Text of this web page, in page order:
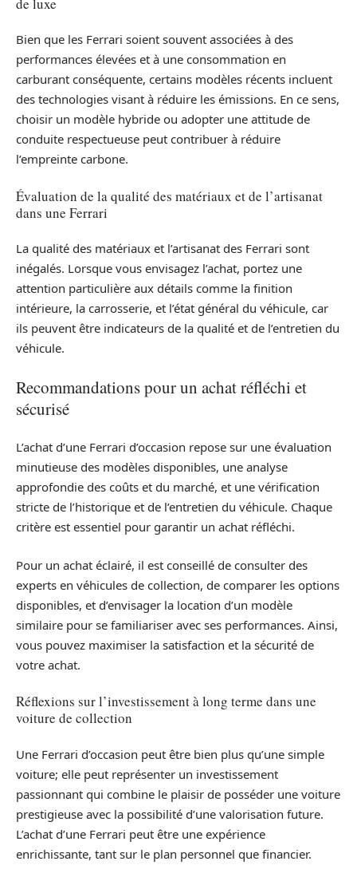
Bien que les Ferrari soient souvent associées à des
performances élevées et à une consommation en
carburant conséquente, certains modèles récents incluent
des technologies visant à réduire les émissions. En ce sens,
choisir un modèle hybride ou adopter une attitude de
conduite respectueuse peut contribuer à réduire
l’empreinte carbone.
Évaluation de la qualité des matériaux et de l’artisanat
dans une Ferrari
La qualité des matériaux et l’artisanat des Ferrari sont
inégalés. Lorsque vous envisagez l’achat, portez une
attention particulière aux détails comme la finition
intérieure, la carrosserie, et l’état général du véhicule, car
ils peuvent être indicateurs de la qualité et de l’entretien du
véhicule.
Recommandations pour un achat réfléchi et
sécurisé
L’achat d’une Ferrari d’occasion repose sur une évaluation
minutieuse des modèles disponibles, une analyse
approfondie des coûts et du marché, et une vérification
stricte de l’historique et de l’entretien du véhicule. Chaque
critère est essentiel pour garantir un achat réfléchi.
Pour un achat éclairé, il est conseillé de consulter des
experts en véhicules de collection, de comparer les options
disponibles, et d’envisager la location d’un modèle
similaire pour se familiariser avec ses performances. Ainsi,
vous pouvez maximiser la satisfaction et la sécurité de
votre achat.
Réflexions sur l’investissement à long terme dans une
voiture de collection
Une Ferrari d’occasion peut être bien plus qu’une simple
voiture; elle peut représenter un investissement
passionnant qui combine le plaisir de posséder une voiture
prestigieuse avec la possibilité d’une valorisation future.
L’achat d’une Ferrari peut être une expérience
enrichissante, tant sur le plan personnel que financier.